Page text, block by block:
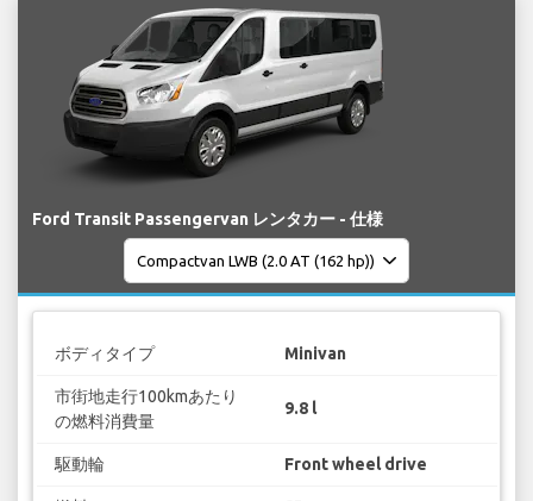
Ford Transit Passengervan レンタカー - 仕様
ボディタイプ Minivan
市街地走行100kmあたり
の燃料消費量
9.8 l
駆動輪 Front wheel drive